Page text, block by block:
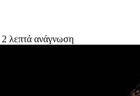
2 λεπτά ανάγνωση